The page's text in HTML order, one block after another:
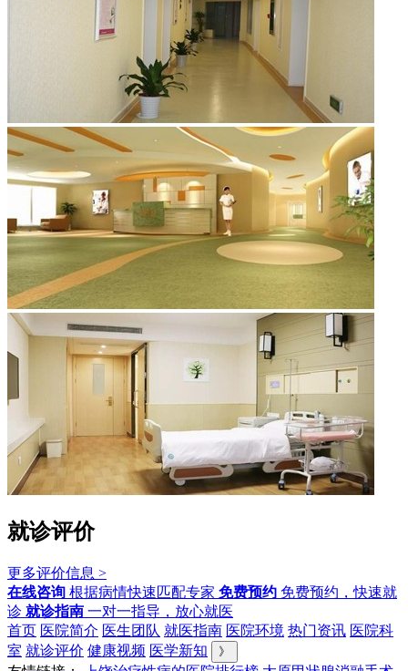
就诊评价
更多评价信息 >
在线咨询 根据病情快速匹配专家 免费预约 免费预约，快速就
诊 就诊指南 一对一指导，放心就医
首页 医院简介 医生团队 就医指南 医院环境 热门资讯 医院科
室 就诊评价 健康视频 医学新知 》